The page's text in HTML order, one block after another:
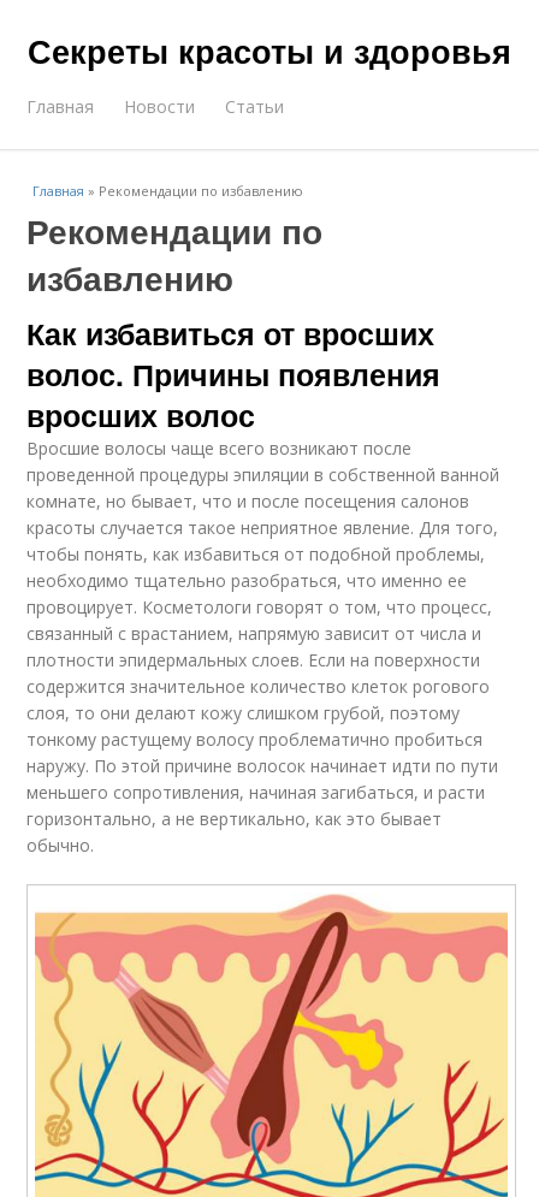
Секреты красоты и здоровья
Главная Новости Статьи
Главная » Рекомендации по избавлению
Рекомендации по
избавлению
Как избавиться от вросших
волос. Причины появления
вросших волос
Вросшие волосы чаще всего возникают после
проведенной процедуры эпиляции в собственной ванной
комнате, но бывает, что и после посещения салонов
красоты случается такое неприятное явление. Для того,
чтобы понять, как избавиться от подобной проблемы,
необходимо тщательно разобраться, что именно ее
провоцирует. Косметологи говорят о том, что процесс,
связанный с врастанием, напрямую зависит от числа и
плотности эпидермальных слоев. Если на поверхности
содержится значительное количество клеток рогового
слоя, то они делают кожу слишком грубой, поэтому
тонкому растущему волосу проблематично пробиться
наружу. По этой причине волосок начинает идти по пути
меньшего сопротивления, начиная загибаться, и расти
горизонтально, а не вертикально, как это бывает
обычно.